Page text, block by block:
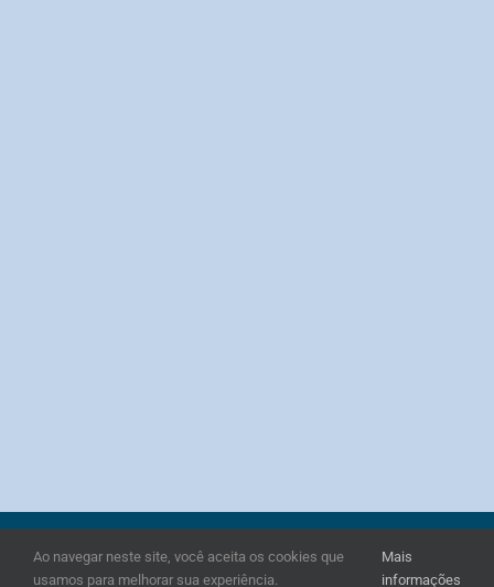
"PMI", "PMP", "CAPM", "PMI-ACP" e "PMBOK" são marcas registradas do
Ao navegar neste site, você aceita os cookies que
usamos para melhorar sua experiência.
Mais
informações